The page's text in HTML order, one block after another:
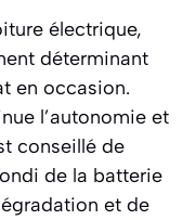
électrique,
déterminant
en occasion.
l’autonomie et
conseillé de
de la batterie
et de